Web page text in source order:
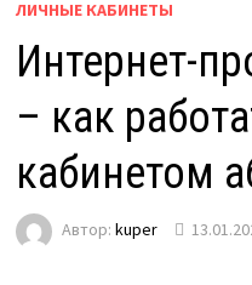
ЛИЧНЫЕ КАБИНЕТЫ
Интернет-
– как
кабинетом
Автор: kuper